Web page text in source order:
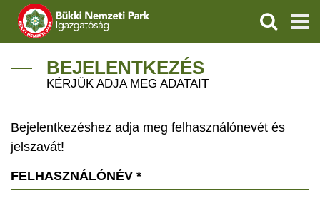
IGAZGATÓSÁG
VÍZVÉDELEM
ÖKOTURIZMUS
KERESÉS
BEJELENTKEZÉS
KÉRJÜK ADJA MEG ADATAIT
Bejelentkezéshez adja meg felhasználónevét és
jelszavát!
FELHASZNÁLÓNÉV *